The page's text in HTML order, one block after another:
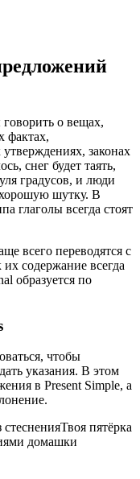
говорить о вещах,
фактах,
законах
снег будет таять,
градусов, и люди
хорошую шутку. В
глаголы всегда стоят
всего переводятся с
содержание всегда
образуется по
чтобы
указания. В этом
в Present Simple, а
пятёрка
домашки